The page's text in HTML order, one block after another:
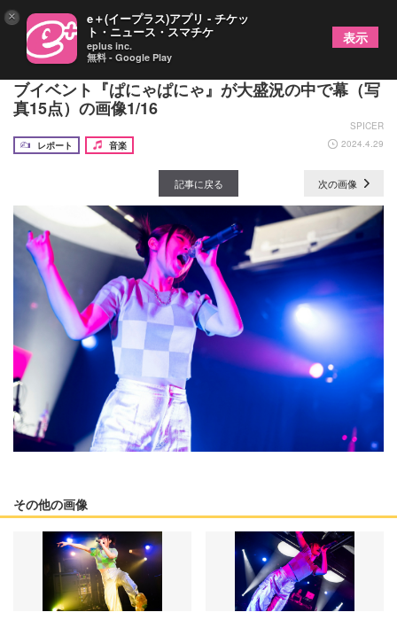
#KTちゃん、初のアカペララップを披露 主催ライ
ブイベント『ぱにゃぱにゃ』が大盛況の中で幕（写
真15点）の画像1/16
SPICER
レポート
音楽 2024.4.29
記事に戻る 次の画像
その他の画像
× e＋(イープラス)アプリ - チケッ
ト・ニュース・スマチケ
eplus inc.
無料 - Google Play
表示